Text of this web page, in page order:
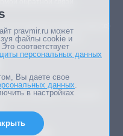
изданиях (книгах, прессе)
разрешения редакции.
не совпадать с позицией
pravmir.ru может
файлы cookie и
соответствует
персональных данных
Вы даете свое
данных.
в настройках